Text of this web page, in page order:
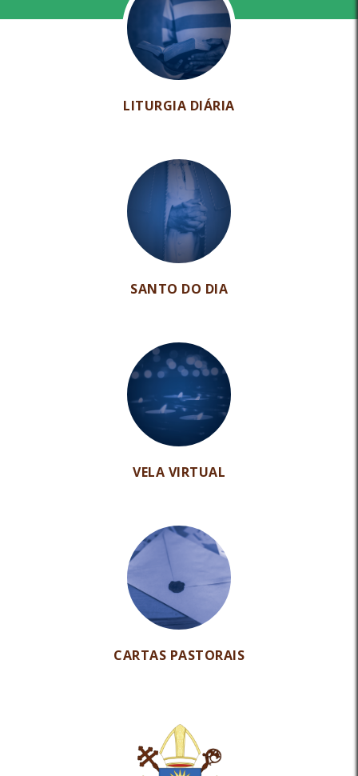
LITURGIA DIÁRIA
SANTO DO DIA
VELA VIRTUAL
CARTAS PASTORAIS